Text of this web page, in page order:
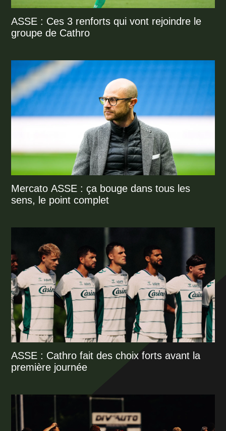
ASSE : Ces 3 renforts qui vont rejoindre le
groupe de Cathro
Mercato ASSE : ça bouge dans tous les
sens, le point complet
ASSE : Cathro fait des choix forts avant la
première journée